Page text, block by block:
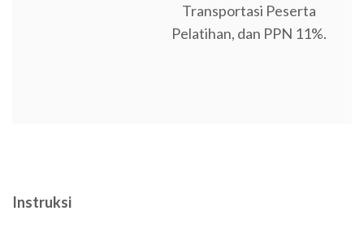
Transportasi Peserta
Pelatihan, dan PPN 11%.
Instruksi